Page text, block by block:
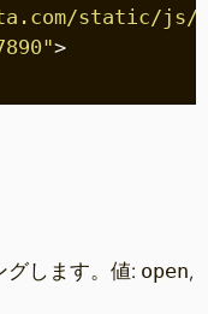
static/js/
>
します。値: open,